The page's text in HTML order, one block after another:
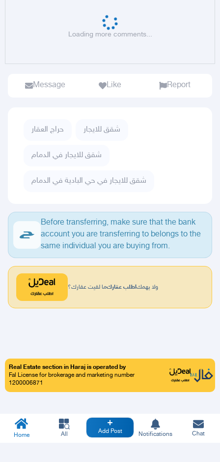
Loading more comments...
Message Like Report
حراج العقار شقق للايجار
شقق للايجار في الدمام
شقق للايجار في حي البادية في الدمام
Before transferring, make sure that the bank
account you are transferring to belongs to the
same individual you are buying from.
ما لقيت عقارك؟اطلب عقاركولا يهمك
Real Estate section in Haraj is operated by
Fal License for brokerage and marketing number
1200006871
Home All Add Post Notifications Chat